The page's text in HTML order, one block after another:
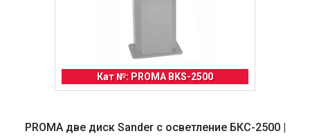
Кат №: PROMA BKS-2500
PROMA две диск Sander с осветление БКС-2500 |